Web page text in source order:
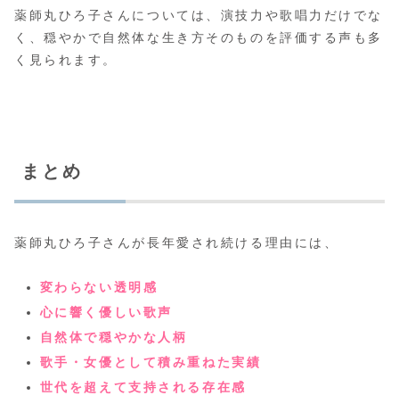
薬師丸ひろ子さんについては、演技力や歌唱力だけでな
く、穏やかで自然体な生き方そのものを評価する声も多
く見られます。
まとめ
薬師丸ひろ子さんが長年愛され続ける理由には、
変わらない透明感
心に響く優しい歌声
自然体で穏やかな人柄
歌手・女優として積み重ねた実績
世代を超えて支持される存在感